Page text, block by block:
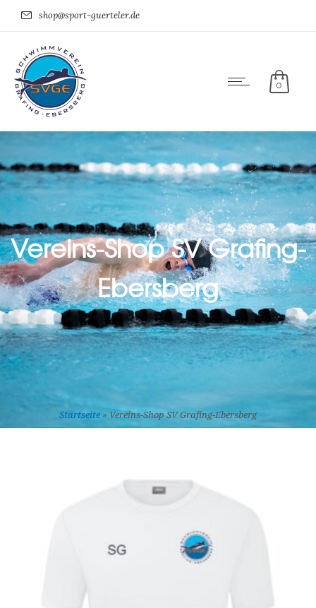
shop@sport-guerteler.de
0
Vereins-Shop SV Grafing-
Ebersberg
Startseite » Vereins-Shop SV Grafing-Ebersberg